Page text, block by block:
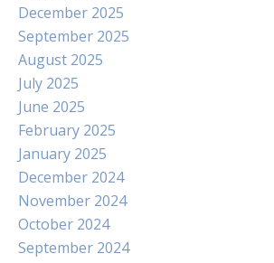
December 2025
September 2025
August 2025
July 2025
June 2025
February 2025
January 2025
December 2024
November 2024
October 2024
September 2024